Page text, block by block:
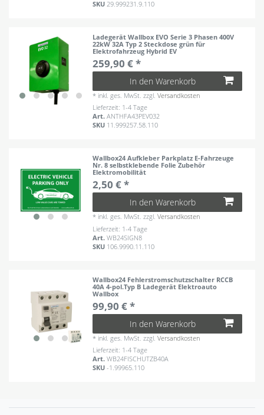
SKU29.999231.9.110
Ladegerät Wallbox EVO Serie 3 Phasen 400V
22kW 32A Typ 2 Steckdose grün für
Elektrofahrzeug Hybrid EV
259,90 € *
In den Warenkorb
* inkl. ges. MwSt. zzgl.Versandkosten
Lieferzeit: 1-4 Tage
Art.ANTHFA43PEV032
SKU 11.999257.58.110
Wallbox24 Aufkleber Parkplatz E-Fahrzeuge
Nr. 8 selbstklebende Folie Zubehör
Elektromobilität
2,50 € *
In den Warenkorb
* inkl. ges. MwSt. zzgl.Versandkosten
Lieferzeit: 1-4 Tage
Art.WB24SIGN8
SKU 106.9990.11.110
Wallbox24 Fehlerstromschutzschalter RCCB
40A 4-pol.Typ B Ladegerät Elektroauto
Wallbox
99,90 € *
In den Warenkorb
* inkl. ges. MwSt. zzgl.Versandkosten
Lieferzeit: 1-4 Tage
Art.WB24FISCHUTZB40A
SKU-1.99965.110